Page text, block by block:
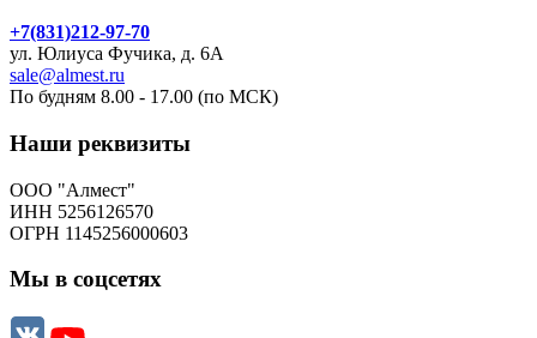
+7(831)212-97-70
ул. Юлиуса Фучика, д. 6А
sale@almest.ru
По будням 8.00 - 17.00 (по МСК)
Наши реквизиты
ООО "Алмест"
ИНН 5256126570
ОГРН 1145256000603
Мы в соцсетях